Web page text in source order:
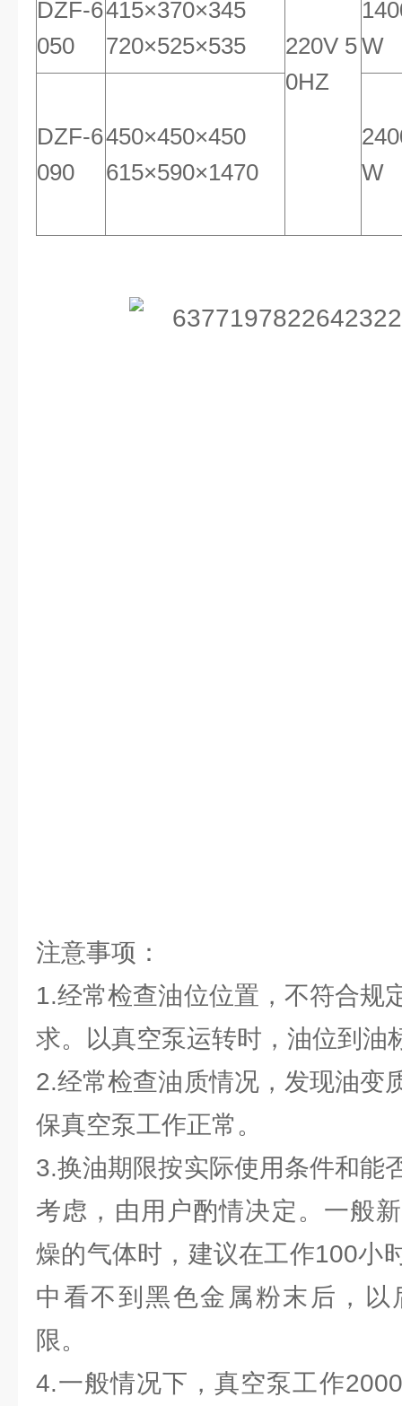
220V 5
0HZ
DZF-6
050
415×370×345
720×525×535
W
DZF-6
090
450×450×450
615×590×1470
W
注意事项：
1.经常检查油位位置，不符合规
求。以真空泵运转时，油位到油
2.经常检查油质情况，发现油变
保真空泵工作正常。
3.换油期限按实际使用条件和能
考虑，由用户酌情决定。一般
燥的气体时，建议在工作100小
中看不到黑色金属粉末后，
限。
4.一般情况下，真空泵工作